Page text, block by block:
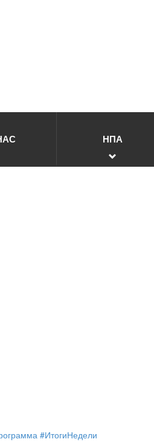
НПА
#ИтогиНедели